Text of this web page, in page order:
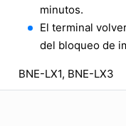
minutos.
El terminal
del bloqueo de
BNE-LX1, BNE-LX3